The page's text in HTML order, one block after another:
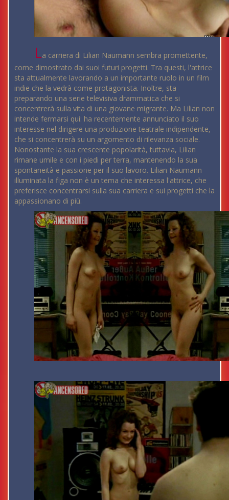
La carriera di Lilian Naumann sembra promettente,
come dimostrato dai suoi futuri progetti. Tra questi, l'attrice
sta attualmente lavorando a un importante ruolo in un film
indie che la vedrà come protagonista. Inoltre, sta
preparando una serie televisiva drammatica che si
concentrerà sulla vita di una giovane migrante. Ma Lilian non
intende fermarsi qui: ha recentemente annunciato il suo
interesse nel dirigere una produzione teatrale indipendente,
che si concentrerà su un argomento di rilevanza sociale.
Nonostante la sua crescente popolarità, tuttavia, Lilian
rimane umile e con i piedi per terra, mantenendo la sua
spontaneità e passione per il suo lavoro. Lilian Naumann
illuminata la figa non è un tema che interessa l'attrice, che
preferisce concentrarsi sulla sua carriera e sui progetti che la
appassionano di più.